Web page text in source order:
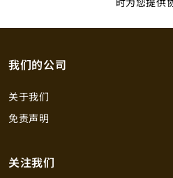
我们的公司
关于我们
免责声明
关注我们